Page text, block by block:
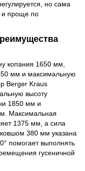
но сама
и проще по
копания 1650 мм,
мм и максимальную
Berger Kraus
высоту
1850 мм и
Максимальная
1375 мм, а сила
380 мм указана
помогает выполнять
гусеничной